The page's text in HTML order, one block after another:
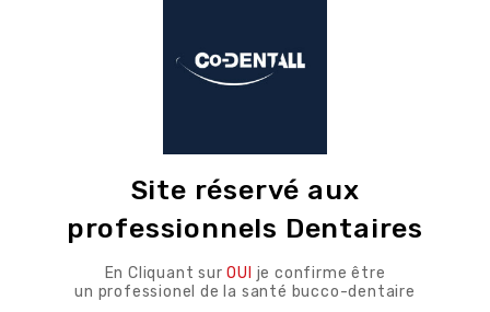
détaillés
coupante) : sécurité lors de la descente
Coupe latérale efficace:
élargissement rapide du tiers coronaire
contrôlée du diamètre
Site réservé aux
professionnels Dentaires
En Cliquant surOUI je confirme être
un professionel de la santé bucco-dentaire